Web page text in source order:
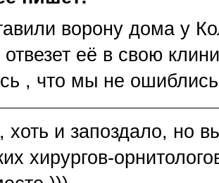
ворону дома у
её в свою
, что мы не ошиблись
, хоть и запоздало, но
хирургов-